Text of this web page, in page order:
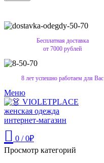
Бесплатная доставка
от 7000 рублей
8 лет успешно работаем для Вас
Меню
0 / 0₽
Просмотр категорий